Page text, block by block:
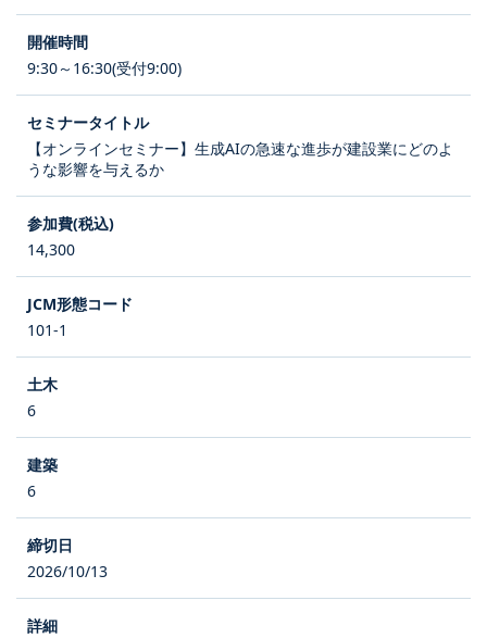
9:30～16:30(受付9:00)
【オンラインセミナー】生成AIの急速な進歩が建設業にどのよ
うな影響を与えるか
14,300
101-1
6
6
2026/10/13